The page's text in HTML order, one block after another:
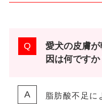
愛犬の皮膚
因は何ですか
脂肪酸不足に